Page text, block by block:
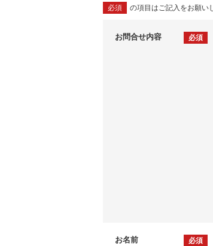
必須 の項目はご記入をお願い
お問合せ内容 必須
お名前 必須